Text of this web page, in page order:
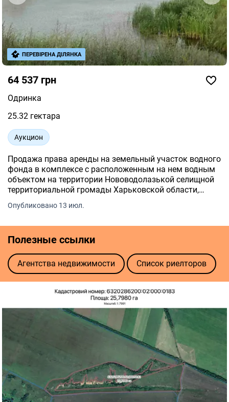
64 537 грн
Одринка
25.32 гектара
Аукцион
Продажа права аренды на земельный участок водного
фонда в комплексе с расположенным на нем водным
объектом на территории Нововодолазькой селищной
территориальной громады Харьковской области,
площадью 25,3160 га, кадастровый номер
6324282500:02:000:0177. Имеющийся паспорт водного
Опубликовано 13 июл.
ПЕРЕВІРЕНА ДІЛЯНКА
Полезные ссылки
Агентства недвижимости Список риелторов